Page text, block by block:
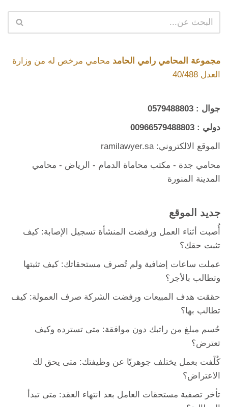
مجموعة المحامي رامي الحامد محامي مرخص له من وزارة
العدل 40/488
جوال : 0579488803
دولي : 00966579488803
الموقع الالكتروني: ramilawyer.sa
محامي جدة - مكتب محاماة الدمام - الرياض - محامي
المدينة المنورة
جديد الموقع
أُصبت أثناء العمل ورفضت المنشأة تسجيل الإصابة: كيف
تثبت حقك؟
عملت ساعات إضافية ولم تُصرف مستحقاتك: كيف تثبتها
وتطالب بالأجر؟
حققت هدف المبيعات ورفضت الشركة صرف العمولة: كيف
تطالب بها؟
حُسم مبلغ من راتبك دون موافقة: متى تسترده وكيف
تعترض؟
كُلّفت بعمل يختلف جوهريًا عن وظيفتك: متى يحق لك
الاعتراض؟
تأخر تصفية مستحقات العامل بعد انتهاء العقد: متى تبدأ